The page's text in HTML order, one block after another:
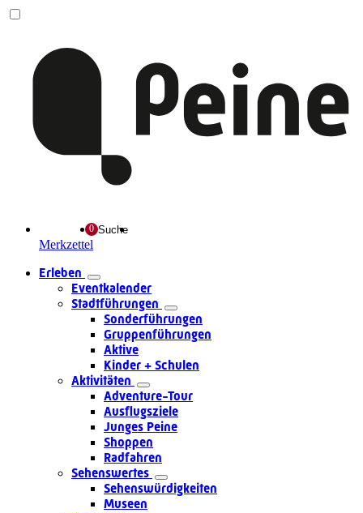
Merkzettel
Suche
Erleben
Eventkalender
Stadtführungen
Sonderführungen
Gruppenführungen
Aktive
Kinder + Schulen
Aktivitäten
Adventure-Tour
Ausflugsziele
Junges Peine
Shoppen
Radfahren
Sehenswertes
Sehenswürdigkeiten
Museen